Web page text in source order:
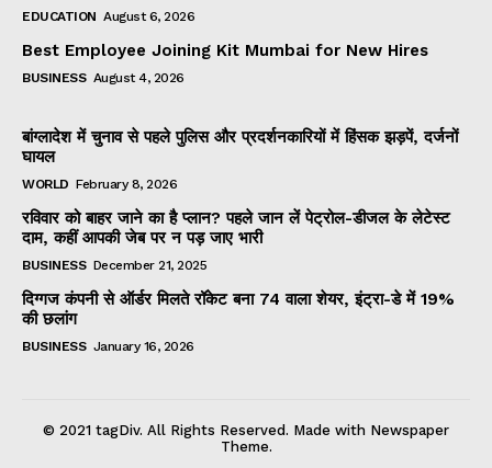
EDUCATION August 6, 2026
Best Employee Joining Kit Mumbai for New Hires
BUSINESS August 4, 2026
बांग्लादेश में चुनाव से पहले पुलिस और प्रदर्शनकारियों में हिंसक झड़पें, दर्जनों
घायल
WORLD February 8, 2026
रविवार को बाहर जाने का है प्लान? पहले जान लें पेट्रोल-डीजल के लेटेस्ट
दाम, कहीं आपकी जेब पर न पड़ जाए भारी
BUSINESS December 21, 2025
दिग्गज कंपनी से ऑर्डर मिलते रॉकेट बना ₹74 वाला शेयर, इंट्रा-डे में 19%
की छलांग
BUSINESS January 16, 2026
© 2021 tagDiv. All Rights Reserved. Made with Newspaper
Theme.